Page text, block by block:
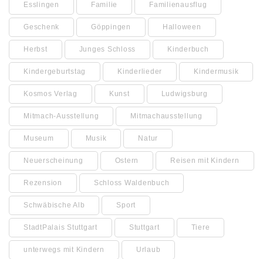
Esslingen Familie Familienausflug
Geschenk Göppingen Halloween
Herbst Junges Schloss Kinderbuch
Kindergeburtstag Kinderlieder Kindermusik
Kosmos Verlag Kunst Ludwigsburg
Mitmach-Ausstellung Mitmachausstellung
Museum Musik Natur
Neuerscheinung Ostern Reisen mit Kindern
Rezension Schloss Waldenbuch
Schwäbische Alb Sport
StadtPalais Stuttgart Stuttgart Tiere
unterwegs mit Kindern Urlaub